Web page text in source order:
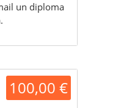
un diploma
100,00 €